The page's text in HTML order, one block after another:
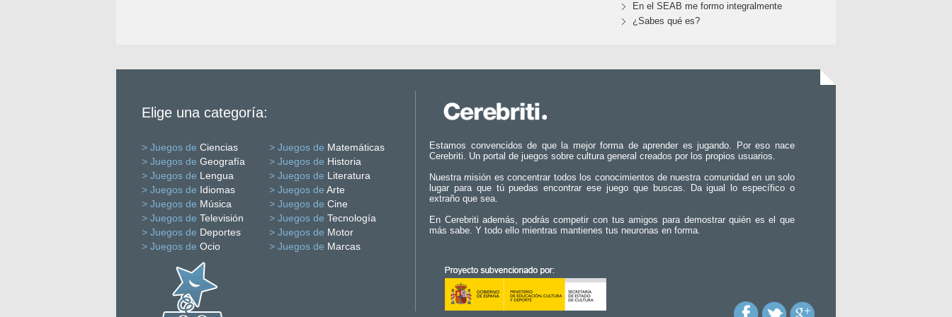
En el SEAB me formo integralmente
¿Sabes qué es?
Elige una categoría:
> Juegos de Ciencias > Juegos de Matemáticas
> Juegos de Geografía > Juegos de Historia
> Juegos de Lengua > Juegos de Literatura
> Juegos de Idiomas > Juegos de Arte
> Juegos de Música > Juegos de Cine
> Juegos de Televisión > Juegos de Tecnología
> Juegos de Deportes > Juegos de Motor
> Juegos de Ocio > Juegos de Marcas
Estamos convencidos de que la mejor forma de aprender es jugando. Por eso nace
Cerebriti. Un portal de juegos sobre cultura general creados por los propios usuarios.
Nuestra misión es concentrar todos los conocimientos de nuestra comunidad en un solo
lugar para que tú puedas encontrar ese juego que buscas. Da igual lo específico o
extraño que sea.
En Cerebriti además, podrás competir con tus amigos para demostrar quién es el que
más sabe. Y todo ello mientras mantienes tus neuronas en forma.